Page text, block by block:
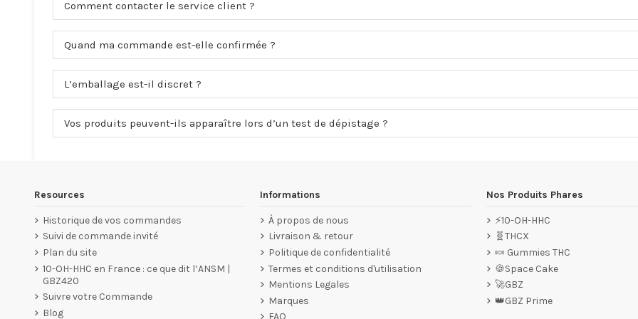
Comment contacter le service client ?
Quand ma commande est-elle confirmée ?
L’emballage est-il discret ?
Vos produits peuvent-ils apparaître lors d’un test de dépistage ?
Resources
Historique de vos commandes
Suivi de commande invité
Plan du site
10-OH-HHC en France : ce que dit l’ANSM |
GBZ420
Suivre votre Commande
Blog
Informations
À propos de nous
Livraison & retour
Politique de confidentialité
Termes et conditions d'utilisation
Mentions Legales
Marques
Nos Produits Phares
⚡10-OH-HHC
🧬THCX
🍬 Gummies THC
🍪Space Cake
🚀GBZ
👑GBZ Prime